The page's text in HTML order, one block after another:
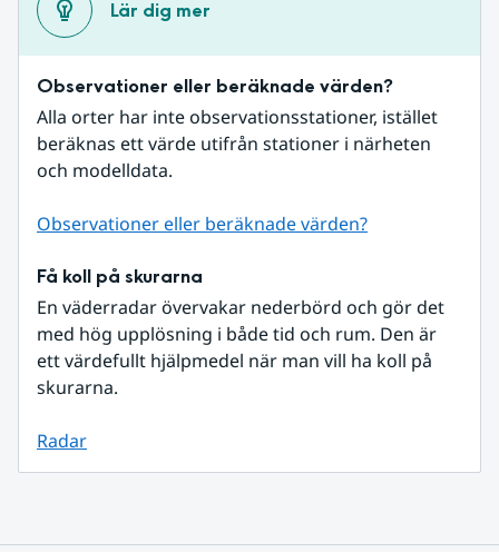
Lär dig mer
Observationer eller beräknade värden?
Alla orter har inte observationsstationer, istället
beräknas ett värde utifrån stationer i närheten
och modelldata.
Observationer eller beräknade värden?
Få koll på skurarna
En väderradar övervakar nederbörd och gör det
med hög upplösning i både tid och rum. Den är
ett värdefullt hjälpmedel när man vill ha koll på
skurarna.
Radar